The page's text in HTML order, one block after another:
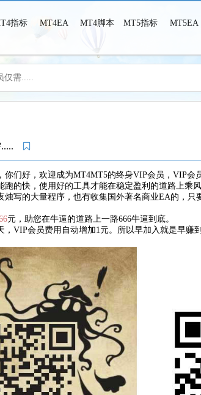
指标 MT4EA MT4脚本 MT5指标 MT5EA
仅需.....
.....
你们好，欢迎成为MT4MT5的终身VIP会员，VIP
跑的快，使用好的工具才能在稳定盈利的道路上乘
写的大量程序，也有收集国外著名商业EA的，只
元，助您在牛逼的道路上一路666牛逼到底。
，VIP会员费用自动增加1元。所以早加入就是早赚